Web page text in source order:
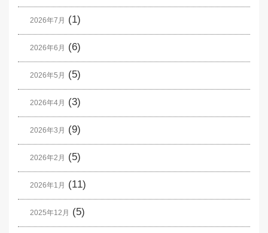
2026年7月 (1)
2026年6月 (6)
2026年5月 (5)
2026年4月 (3)
2026年3月 (9)
2026年2月 (5)
2026年1月 (11)
2025年12月 (5)